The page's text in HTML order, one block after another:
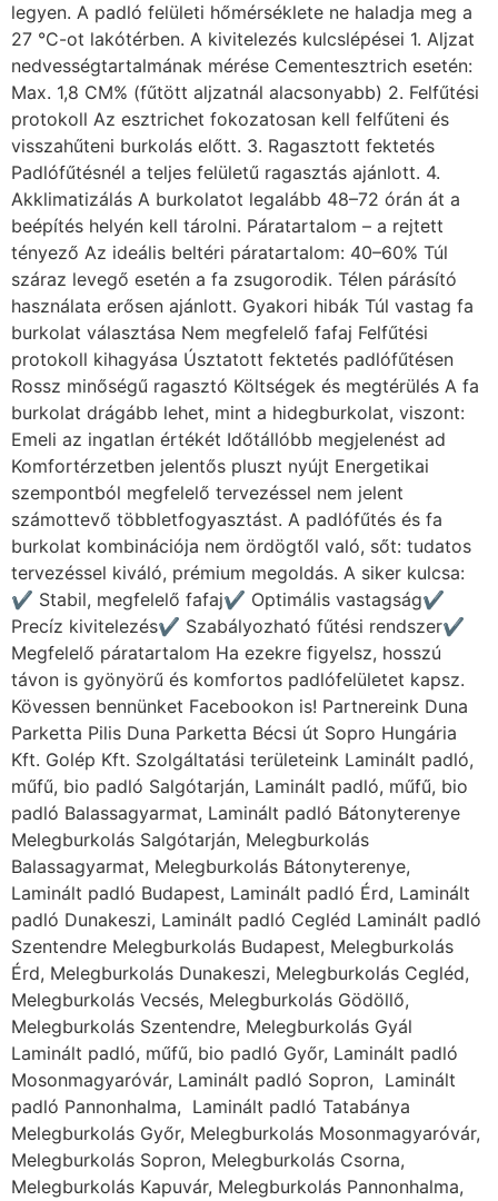
legyen. A padló felületi hőmérséklete ne haladja meg a
27 °C-ot lakótérben. A kivitelezés kulcslépései 1. Aljzat
nedvességtartalmának mérése Cementesztrich esetén:
Max. 1,8 CM% (fűtött aljzatnál alacsonyabb) 2. Felfűtési
protokoll Az esztrichet fokozatosan kell felfűteni és
visszahűteni burkolás előtt. 3. Ragasztott fektetés
Padlófűtésnél a teljes felületű ragasztás ajánlott. 4.
Akklimatizálás A burkolatot legalább 48–72 órán át a
beépítés helyén kell tárolni. Páratartalom – a rejtett
tényező Az ideális beltéri páratartalom: 40–60% Túl
száraz levegő esetén a fa zsugorodik. Télen párásító
használata erősen ajánlott. Gyakori hibák Túl vastag fa
burkolat választása Nem megfelelő fafaj Felfűtési
protokoll kihagyása Úsztatott fektetés padlófűtésen
Rossz minőségű ragasztó Költségek és megtérülés A fa
burkolat drágább lehet, mint a hidegburkolat, viszont:
Emeli az ingatlan értékét Időtállóbb megjelenést ad
Komfortérzetben jelentős pluszt nyújt Energetikai
szempontból megfelelő tervezéssel nem jelent
számottevő többletfogyasztást. A padlófűtés és fa
burkolat kombinációja nem ördögtől való, sőt: tudatos
tervezéssel kiváló, prémium megoldás. A siker kulcsa:
✔ Stabil, megfelelő fafaj✔ Optimális vastagság✔
Precíz kivitelezés✔ Szabályozható fűtési rendszer✔
Megfelelő páratartalom Ha ezekre figyelsz, hosszú
távon is gyönyörű és komfortos padlófelületet kapsz.
Kövessen bennünket Facebookon is! Partnereink Duna
Parketta Pilis Duna Parketta Bécsi út Sopro Hungária
Kft. Golép Kft. Szolgáltatási területeink Laminált padló,
műfű, bio padló Salgótarján, Laminált padló, műfű, bio
padló Balassagyarmat, Laminált padló Bátonyterenye
Melegburkolás Salgótarján, Melegburkolás
Balassagyarmat, Melegburkolás Bátonyterenye,
Laminált padló Budapest, Laminált padló Érd, Laminált
padló Dunakeszi, Laminált padló Cegléd Laminált padló
Szentendre Melegburkolás Budapest, Melegburkolás
Érd, Melegburkolás Dunakeszi, Melegburkolás Cegléd,
Melegburkolás Vecsés, Melegburkolás Gödöllő,
Melegburkolás Szentendre, Melegburkolás Gyál
Laminált padló, műfű, bio padló Győr, Laminált padló
Mosonmagyaróvár, Laminált padló Sopron, Laminált
padló Pannonhalma, Laminált padló Tatabánya
Melegburkolás Győr, Melegburkolás Mosonmagyaróvár,
Melegburkolás Sopron, Melegburkolás Csorna,
Melegburkolás Kapuvár, Melegburkolás Pannonhalma,